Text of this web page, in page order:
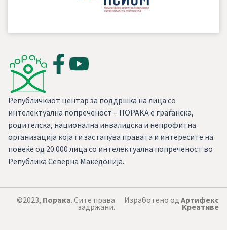
Републичкиот центар за поддршка на лица со
интелектуална попреченост – ПОРАКА е граѓанска,
родителска, национална инвалидска и непрофитна
организација која ги застапува правата и интересите на
повеќе од 20.000 лица со интелектуална попреченост во
Република Северна Македонија.
©2023, Порака. Сите права
задржани.
Изработено од Артифекс
Креативе